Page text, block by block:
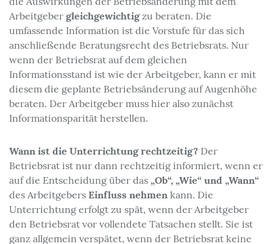
Arbeitgeber gleichgewichtigzu beraten. Die
umfassende Information ist die Vorstufe für das sich
anschließende Beratungsrecht des Betriebsrats. Nur
wenn der Betriebsrat auf dem gleichen
Informationsstand ist wie der Arbeitgeber, kann er mit
diesem die geplante Betriebsänderung auf Augenhöhe
beraten. Der Arbeitgeber muss hier also zunächst
Informationsparität herstellen.
Wann ist die Unterrichtung rechtzeitig? Der
Betriebsrat ist nur dann rechtzeitig informiert, wenn er
auf die Entscheidung über das „Ob“, „Wie“ und „Wann“
des Arbeitgebers Einfluss nehmen kann. Die
Unterrichtung erfolgt zu spät, wenn der Arbeitgeber
den Betriebsrat vor vollendete Tatsachen stellt. Sie ist
ganz allgemein verspätet, wenn der Betriebsrat keine